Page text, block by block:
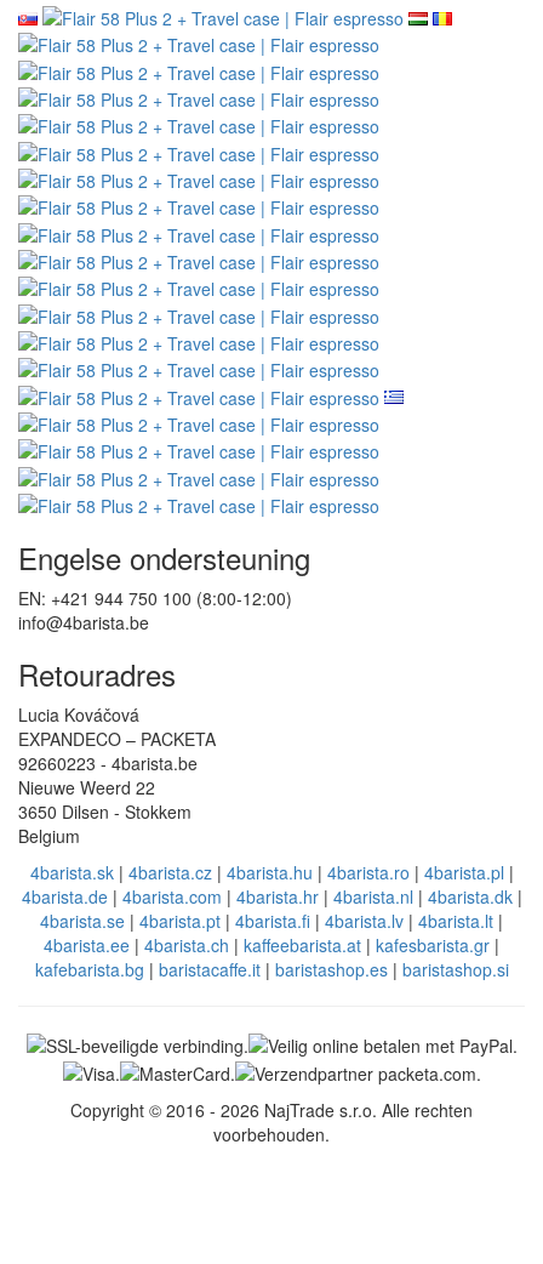
Engelse ondersteuning
EN: +421 944 750 100 (8:00-12:00)
info@4barista.be
Retouradres
Lucia Kováčová
EXPANDECO – PACKETA
92660223 - 4barista.be
Nieuwe Weerd 22
3650 Dilsen - Stokkem
Belgium
4barista.sk| 4barista.cz| 4barista.hu | 4barista.ro | 4barista.pl |
4barista.de| 4barista.com | 4barista.hr| 4barista.nl | 4barista.dk|
4barista.se | 4barista.pt | 4barista.fi | 4barista.lv | 4barista.lt |
4barista.ee | 4barista.ch | kaffeebarista.at | kafesbarista.gr |
kafebarista.bg | baristacaffe.it| baristashop.es| baristashop.si
Copyright © 2016 - 2026 NajTrade s.r.o. Alle rechten
voorbehouden.